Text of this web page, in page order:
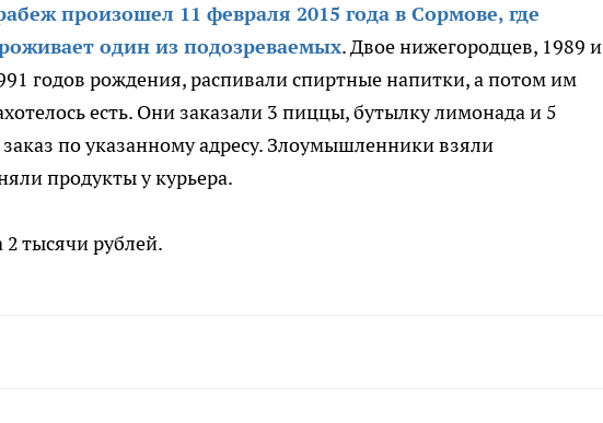
произошел 11 февраля 2015 года в Сормове, где
один из подозреваемых. Двое нижегородцев, 1989 и
годов рождения, распивали спиртные напитки, а потом им
есть. Они заказали 3 пиццы, бутылку лимонада и 5
по указанному адресу. Злоумышленники взяли
продукты у курьера.
тысячи рублей.